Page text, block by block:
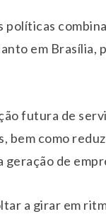
políticas
em Brasília,
futura de
bem como
de
a girar em